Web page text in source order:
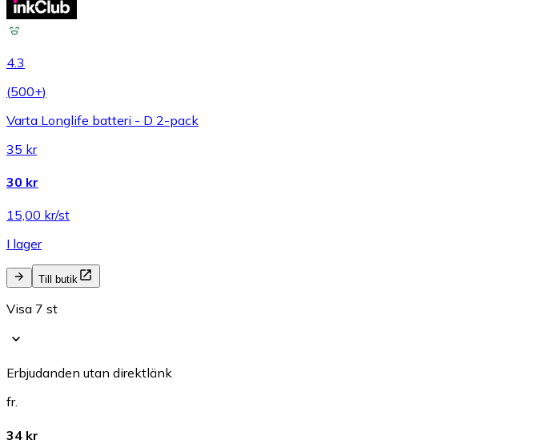
4.3
(500+)
Varta Longlife batteri - D 2-pack
35 kr
30 kr
15,00 kr/st
I lager
Till butik
Visa 7 st
Erbjudanden utan direktlänk
fr.
34 kr